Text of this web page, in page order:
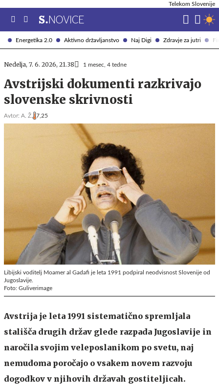
Energetika 2.0 Aktivno državljanstvo Naj Digi Zdravje za jutri
Telekom Slovenije
Nedelja, 7. 6. 2026, 21.38 1 mesec, 4 tedne
Avstrijski dokumenti razkrivajo
slovenske skrivnosti
Avtor: A. Ž. 7,25
Libijski voditelj Moamer al Gadafi je leta 1991 podpiral neodvisnost Slovenije od
Jugoslavije.
Foto: Guliverimage
Avstrija je leta 1991 sistematično spremljala
stališča drugih držav glede razpada Jugoslavije in
naročila svojim veleposlanikom po svetu, naj
nemudoma poročajo o vsakem novem razvoju
dogodkov v njihovih državah gostiteljicah.